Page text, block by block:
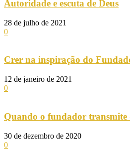
Autoridade e escuta de Deus
28 de julho de 2021
0
Crer na inspiração do
12 de janeiro de 2021
0
Quando o fundador transmite
30 de dezembro de 2020
0